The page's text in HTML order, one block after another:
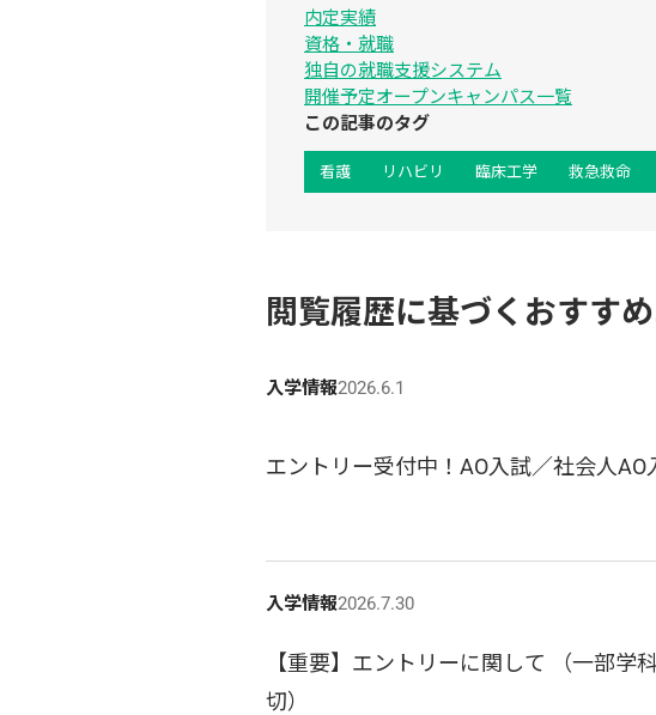
内定実績
資格・就職
独⾃の就職⽀援システム
開催予定オープンキャンパス⼀覧
この記事のタグ
看護 リハビリ 臨床工学 救急救命
閲覧履歴に基づくおすす
入学情報2026.6.1
エントリー受付中！AO入試／社会人AO
入学情報2026.7.30
【重要】エントリーに関して （一部学
切）